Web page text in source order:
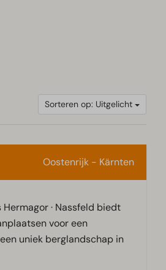
Sorteren op: Uitgelicht
Oostenrijk - Kärnten
· Nassfeld biedt
voor een
uniek berglandschap in